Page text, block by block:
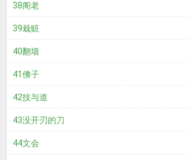
38阁老
39栽赃
40翻墙
41佛子
42技与道
43没开刃的刀
44文会